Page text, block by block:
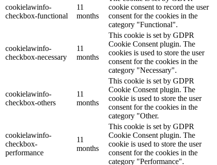
cookielawinfo-
checkbox-functional
11
months
cookie consent to record the user
consent for the cookies in the
category "Functional".
cookielawinfo-
checkbox-necessary
11
months
This cookie is set by GDPR
Cookie Consent plugin. The
cookies is used to store the user
consent for the cookies in the
category "Necessary".
cookielawinfo-
checkbox-others
11
months
This cookie is set by GDPR
Cookie Consent plugin. The
cookie is used to store the user
consent for the cookies in the
category "Other.
cookielawinfo-
checkbox-
performance
11
months
This cookie is set by GDPR
Cookie Consent plugin. The
cookie is used to store the user
consent for the cookies in the
category "Performance".